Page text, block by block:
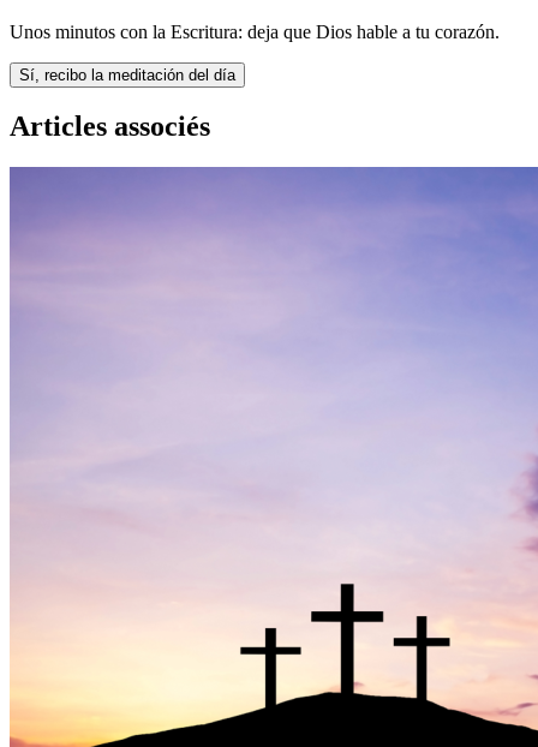
Unos minutos con la Escritura: deja que Dios hable a tu corazón.
Sí, recibo la meditación del día
Articles associés